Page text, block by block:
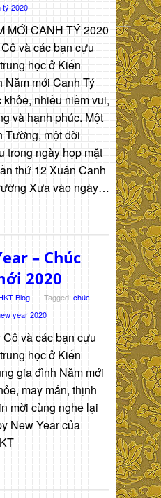
tý 2020
MỚI CANH TÝ 2020
và các bạn cựu
học ở Kiến
mới Canh Tý
nhiều niềm vui,
và hạnh phúc. Một
Tường, một đời
trong ngày họp mặt
thứ 12 Xuân Canh
Xưa vào ngày…
– Chúc
2020
Blog - Tagged: chúc
year 2020
và các bạn cựu
học ở Kiến
gia đình Năm mới
may mắn, thịnh
mời cùng nghe lại
New Year của